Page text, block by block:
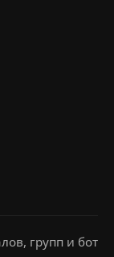
групп и бот